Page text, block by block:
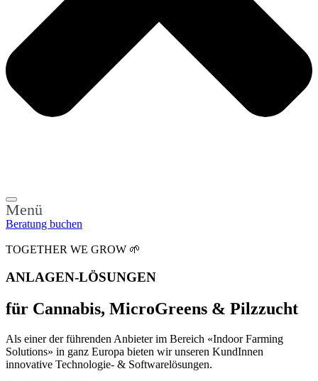
Menü
Beratung buchen
TOGETHER WE GROW 🌱
ANLAGEN-LÖSUNGEN
für Cannabis, MicroGreens & Pilzzucht
Als einer der führenden Anbieter im Bereich «Indoor Farming
Solutions» in ganz Europa bieten wir unseren KundInnen
innovative Technologie- & Softwarelösungen.